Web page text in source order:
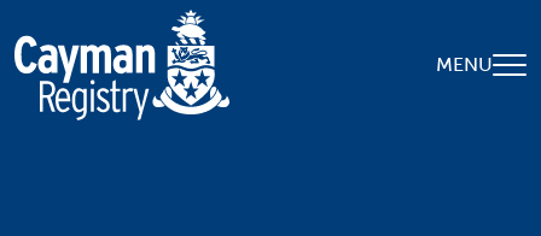
Skip to main content
MENU